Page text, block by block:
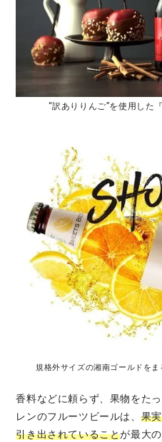
“訳ありりんご”を使用した
規格外サイズの湘南ゴールドをま
香料などに頼らず、果物をた
レンのフルーツビールは、 果
引き出されていることが最大